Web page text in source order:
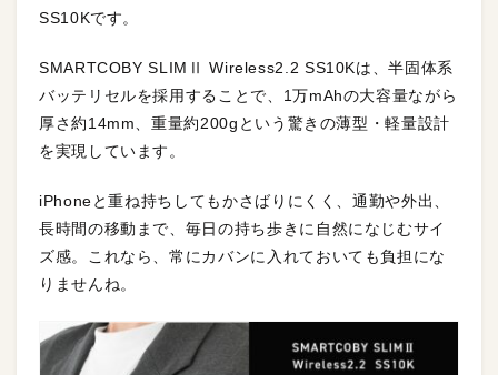
SS10Kです。
SMARTCOBY SLIMⅡ Wireless2.2 SS10Kは、半固体系
バッテリセルを採用することで、1万mAhの大容量ながら
厚さ約14mm、重量約200gという驚きの薄型・軽量設計
を実現しています。
iPhoneと重ね持ちしてもかさばりにくく、通勤や外出、
長時間の移動まで、毎日の持ち歩きに自然になじむサイ
ズ感。これなら、常にカバンに入れておいても負担にな
りませんね。